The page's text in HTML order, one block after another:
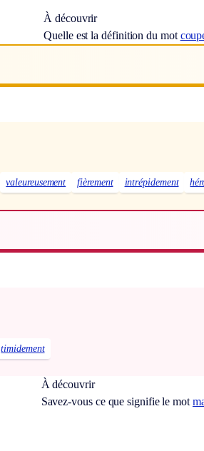
À découvrir
Quelle est la définition du mot
valeureusement fièrement intrépidement
timidement
À découvrir
Savez-vous ce que signifie le mot